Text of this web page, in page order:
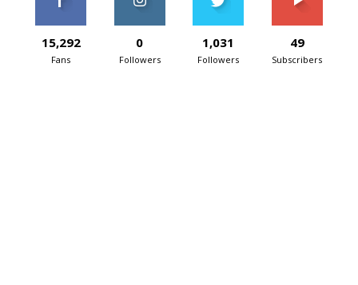
15,292
Fans
0
Followers
1,031
Followers
49
Subscribers